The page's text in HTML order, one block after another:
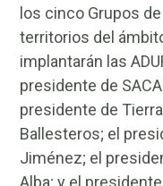
los cinco Grupos
territorios del
implantarán las
presidente de
presidente de
Ballesteros; el
Jiménez; el